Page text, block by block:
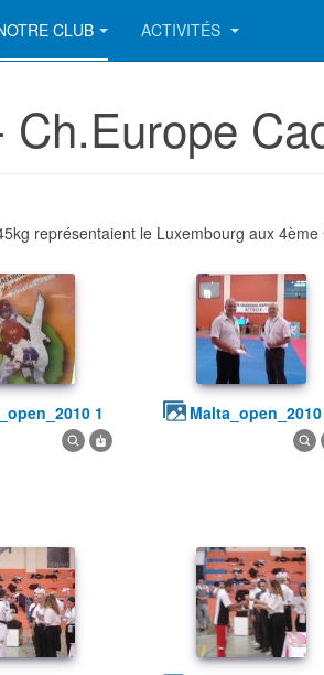
CLUB ACTIVITÉS
représentaient le Luxembourg aux
1